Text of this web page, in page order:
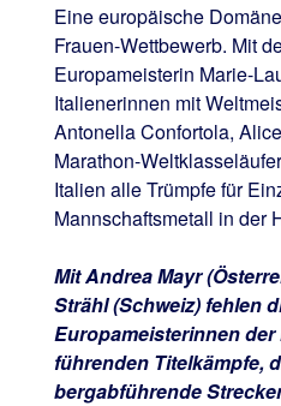
Eine europäische
Frauen-Wettbewerb. Mit
Europameisterin Marie-
Italienerinnen mit
Antonella Confortola,
Marathon-
Italien alle Trümpfe für
Mannschaftsmetall in der
Mit Andrea Mayr
Strähl (Schweiz) fehlen
Europameisterinnen
führenden Titelkämpfe,
bergabführende